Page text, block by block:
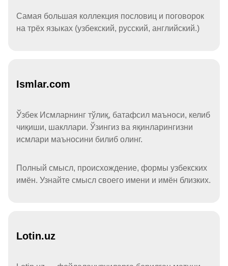
Самая большая коллекция пословиц и поговорок
на трёх языках (узбекский, русский, английский.)
Ismlar.com
Ўзбек Исмларнинг тўлиқ, батафсил маъноси, келиб
чиқиши, шакллари. Ўзингиз ва яқинларингизни
исмлари маъносини билиб олинг.
Полный смысл, происхождение, формы узбекских
имён. Узнайте смысл своего имени и имён близких.
Lotin.uz